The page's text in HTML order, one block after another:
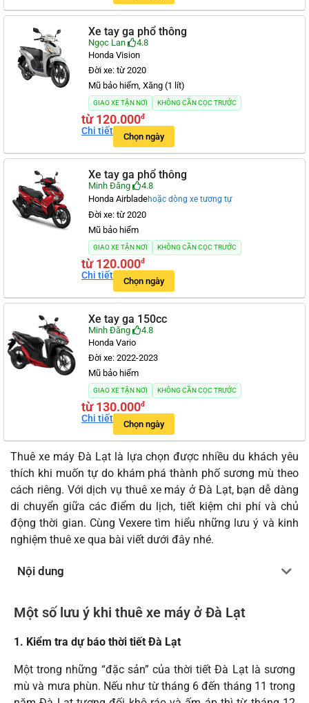
Xe tay ga phổ thông
Ngọc Lan
4.8
Honda Vision
Đời xe: từ 2020
Mũ bảo hiểm, Xăng (1 lít)
GIAO XE TẬN NƠI KHÔNG CẦN CỌC TRƯỚC
từ 120.000đ
Chi tiết
Chọn ngày
Xe tay ga phổ thông
Minh Đăng
4.8
Honda Airbladehoặc dòng xe tương tự
Đời xe: từ 2020
Mũ bảo hiểm
GIAO XE TẬN NƠI KHÔNG CẦN CỌC TRƯỚC
từ 120.000đ
Chi tiết
Chọn ngày
Xe tay ga 150cc
Minh Đăng
4.8
Honda Vario
Đời xe: 2022-2023
Mũ bảo hiểm
GIAO XE TẬN NƠI KHÔNG CẦN CỌC TRƯỚC
từ 130.000đ
Chi tiết
Chọn ngày
Thuê xe máy Đà Lạt là lựa chọn được nhiều du khách yêu
thích khi muốn tự do khám phá thành phố sương mù theo
cách riêng. Với dịch vụ thuê xe máy ở Đà Lạt, bạn dễ dàng
di chuyển giữa các điểm du lịch, tiết kiệm chi phí và chủ
động thời gian. Cùng Vexere tìm hiểu những lưu ý và kinh
nghiệm thuê xe qua bài viết dưới đây nhé.
Nội dung
Một số lưu ý khi thuê xe máy ở Đà Lạt
1. Kiểm tra dự báo thời tiết Đà Lạt
Một trong những “đặc sản” của thời tiết Đà Lạt là sương
mù và mưa phùn. Nếu như từ tháng 6 đến tháng 11 trong